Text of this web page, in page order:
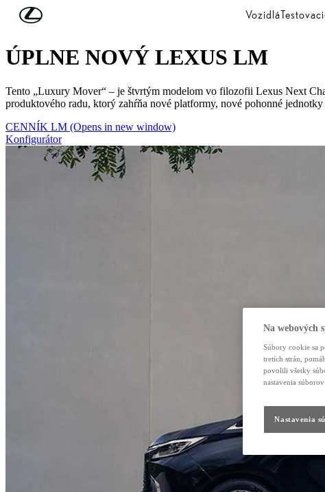
Skip to Main Content Vozidlá
MAKING LUXURY PERSONAL
ÚPLNE NOVÝ LEXUS LM
Tento „Luxury Mover“ – je štvrtým modelom vo filozofii Lexus Next
produktového radu, ktorý zahŕňa nové platformy, nové pohonné
CENNÍK LM (Opens in new window)
Konfigurátor
Na webových
Súbory cookie sa
tretích strán,
povolili všetky
nastavenia
Nastavenia